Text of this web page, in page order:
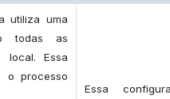
utiliza uma
todas as
local. Essa
o processo
Essa